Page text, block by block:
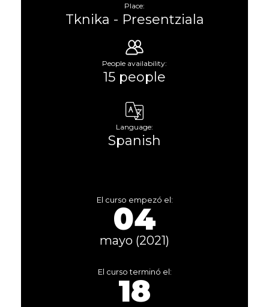
Place:
Tknika - Presentziala
People availability:
15 people
Language:
Spanish
El curso empezó el:
04
mayo (2021)
El curso terminó el:
18